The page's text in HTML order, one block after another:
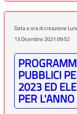
Data e ora di creazione
13 Dicembre 2021 09:52
PUBBLICI
2023 ED
PER